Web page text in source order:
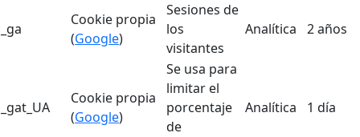
_ga
Cookie propia
(Google)
Sesiones de
los
visitantes
Analítica 2 años
_gat_UA
Cookie propia
(Google)
Se usa para
limitar el
porcentaje
de
Analítica 1 día